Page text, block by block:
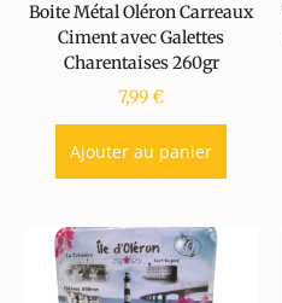
Boite Métal Oléron Carreaux
Ciment avec Galettes
Charentaises 260gr
7,99€
Ajouter au panier